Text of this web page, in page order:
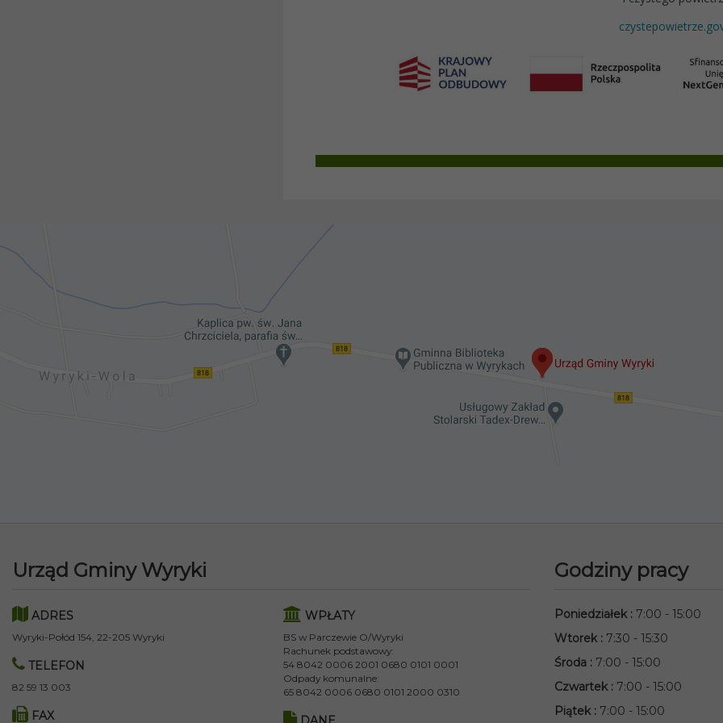
Urząd Gminy Wyryki
ADRES
Wyryki-Połód 154, 22-205 Wyryki
TELEFON
82 59 13 003
FAX
WPŁATY
BS w Parczewie O/Wyryki
Rachunek podstawowy:
54 8042 0006 2001 0680 0101 0001
Odpady komunalne:
65 8042 0006 0680 0101 2000 0310
Godziny pracy
Poniedziałek: 7:00 - 15:00
Wtorek: 7:30 - 15:30
Środa : 7:00 - 15:00
Czwartek: 7:00 - 15:00
Piątek: 7:00 - 15:00